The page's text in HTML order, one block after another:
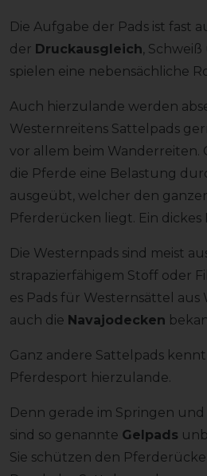
Die Aufgabe der Pads ist fast
der Druckausgleich,
spielen eine nebensächliche
Auch hierzulande werden
Westernreitens Sattelpads
vor allem beim Wanderreiten.
die Pferde eine Belastung
ausgeübt, welcher den
Pferderücken liegt. Ein dickes
Die Westernpads sind meist
strapazierfähigem Stoff oder
es Pads für Westernsättel aus
auch die Navajodecken
Ganz andere Sattelpads
Pferdesport hierzulande.
Denn gerade im Springen
sind so genannte Gelpads
Sie schützen den